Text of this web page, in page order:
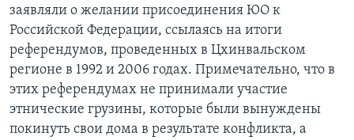
заявляли о желании присоединения ЮО к
Российской Федерации, ссылаясь на итоги
референдумов, проведенных в Цхинвальском
регионе в 1992 и 2006 годах. Примечательно, что в
этих референдумах не принимали участие
этнические грузины, которые были вынуждены
покинуть свои дома в результате конфликта, а